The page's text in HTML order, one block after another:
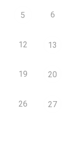
5 6
12 13
19 20
26 27